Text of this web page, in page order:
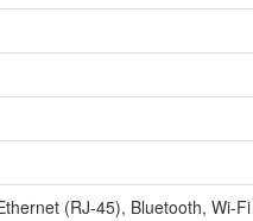
(RJ-45), Bluetooth, Wi-Fi